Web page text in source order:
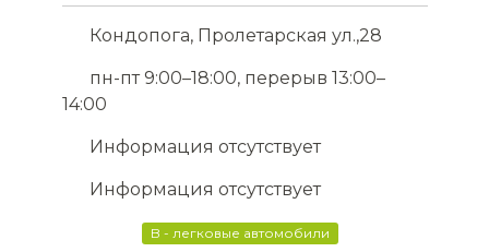
Кондопога, Пролетарская ул.,28
пн-пт 9:00–18:00, перерыв 13:00–
14:00
Информация отсутствует
Информация отсутствует
B - легковые автомобили